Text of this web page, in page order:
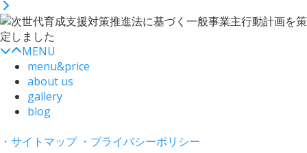
MENU
menu&price
about us
gallery
blog
・サイトマップ ・プライバシーポリシー